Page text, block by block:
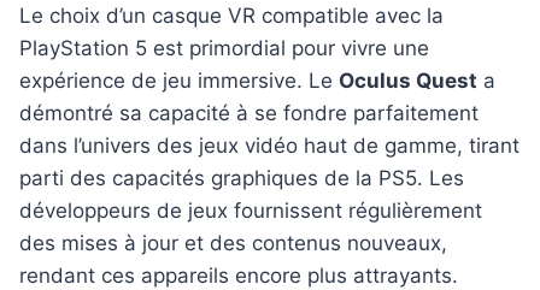
Le choix d’un casque VR compatible avec la
PlayStation 5 est primordial pour vivre une
expérience de jeu immersive. Le Oculus Quest a
démontré sa capacité à se fondre parfaitement
dans l’univers des jeux vidéo haut de gamme, tirant
parti des capacités graphiques de la PS5. Les
développeurs de jeux fournissent régulièrement
des mises à jour et des contenus nouveaux,
rendant ces appareils encore plus attrayants.